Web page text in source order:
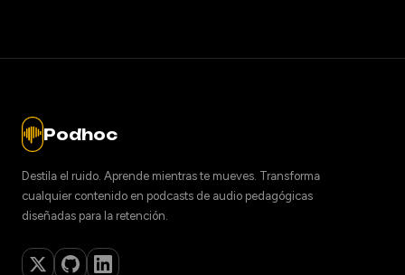
Podhoc
Destila el ruido. Aprende mientras te mueves. Transforma
cualquier contenido en podcasts de audio pedagógicas
diseñadas para la retención.